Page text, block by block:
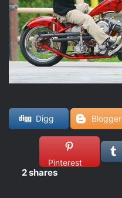
Digg
Blogger
Pinterest
2shares